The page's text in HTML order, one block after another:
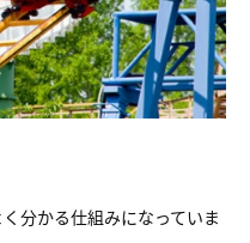
分かる仕組みになっていま